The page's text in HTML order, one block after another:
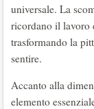
universale. La
ricordano il lavoro
trasformando la
sentire.
Accanto alla
elemento